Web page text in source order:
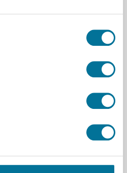
- Phosphat
105213